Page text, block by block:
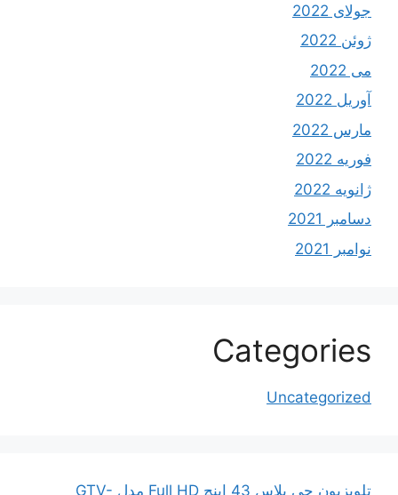
جولای 2022
ژوئن 2022
می 2022
آوریل 2022
مارس 2022
فوریه 2022
ژانویه 2022
دسامبر 2021
نوامبر 2021
Categories
Uncategorized
تلویزیون جی پلاس 43 اینچ Full HD مدل GTV-